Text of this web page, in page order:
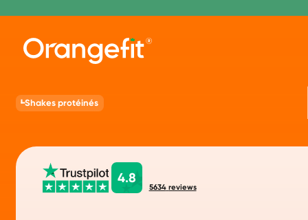
Shakes protéinés
4.8
5634 reviews